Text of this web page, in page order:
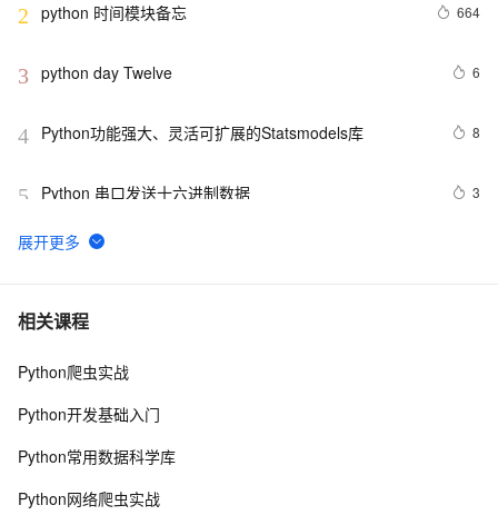
2 python 时间模块备忘 664
3 python day Twelve 6
4 Python功能强大、灵活可扩展的Statsmodels库 8
5 Python 串口发送十六进制数据 3
6 python join 和 split的常用使用方法
7 python 模块初始
8 python中使用and和or来实现其它语言中的?号表达式
10Python PIL远程命令执行漏洞复现(CVE-2017-8291
相关课程
Python爬虫实战
Python开发基础入门
Python常用数据科学库
Python网络爬虫实战